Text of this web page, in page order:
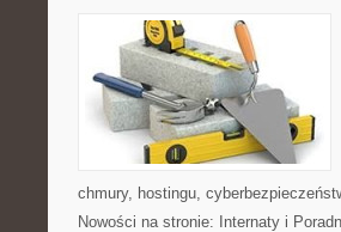
chmury, hostingu,
Nowości na stronie: Internaty i